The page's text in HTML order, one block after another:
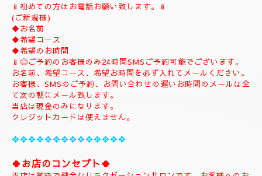
(お客様当店は現金のみになります。)
ご予約のお客様
📱初めての方はお電話お願い致します。📱
(ご新規様)
◆お名前
◆希望コース
◆希望のお時間
📱😊ご予約のお客様のみ24時間SMSご予約可能でございます。
お名前、希望コース、希望お時間を必ず入れてメールください。
お客様、SMSのご予約、お問い合わせの遅いお時間のメールは全
て次の朝にメール致します。
クレジットカードは使えません。
❖❖❖❖❖❖❖❖❖❖❖❖❖❖